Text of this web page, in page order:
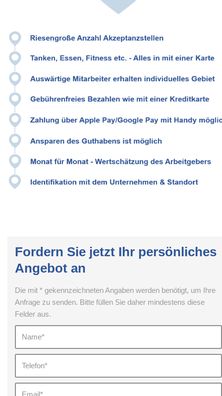
Fordern Sie jetzt Ihr persönliches
Angebot an
Die mit * gekennzeichneten Angaben werden benötigt, um Ihre
Anfrage zu senden. Bitte füllen Sie daher mindestens diese
Felder aus.